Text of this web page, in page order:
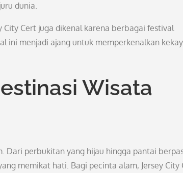
dunia.
City Cert juga dikenal karena berbagai festival
ini menjadi ajang untuk memperkenalkan
Wisata
Dari perbukitan yang hijau hingga pantai
memikat hati. Bagi pecinta alam, Jersey City